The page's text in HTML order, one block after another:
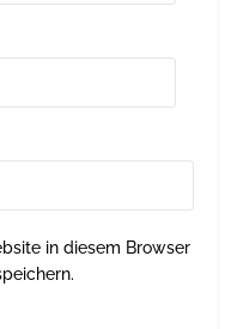
in diesem Browser